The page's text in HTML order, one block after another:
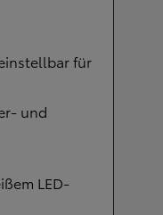
für
und
LED-